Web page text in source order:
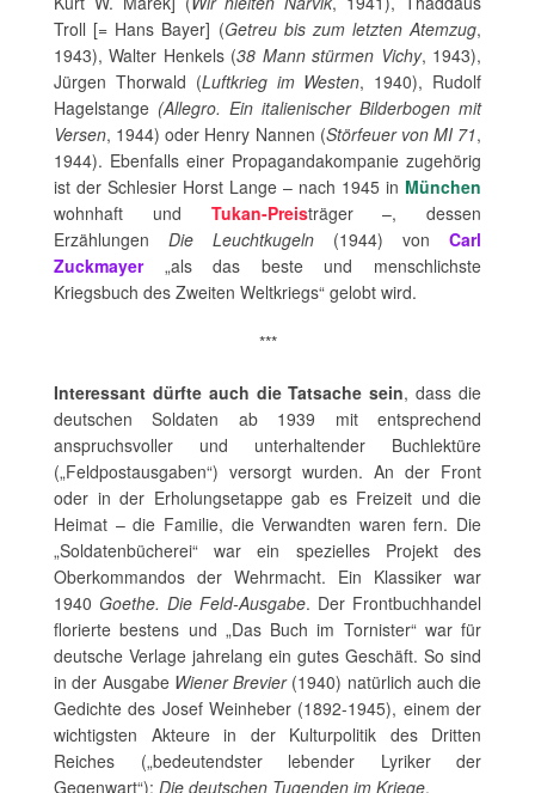
Troll [= Hans Bayer] (Getreu bis zum letzten Atemzug,
1943), Walter Henkels (38 Mann stürmen Vichy, 1943),
Jürgen Thorwald (Luftkrieg im Westen, 1940), Rudolf
Hagelstange (Allegro. Ein italienischer Bilderbogen mit
Versen, 1944) oder Henry Nannen (Störfeuer von MI 71,
1944). Ebenfalls einer Propagandakompanie zugehörig
ist der Schlesier Horst Lange – nach 1945 in München
wohnhaft und Tukan-Preisträger –, dessen
Erzählungen Die Leuchtkugeln (1944) von Carl
Zuckmayer„als das beste und menschlichste
Kriegsbuch des Zweiten Weltkriegs“ gelobt wird.
***
Interessant dürfte auch die Tatsache sein, dass die
deutschen Soldaten ab 1939 mit entsprechend
anspruchsvoller und unterhaltender Buchlektüre
(„Feldpostausgaben“) versorgt wurden. An der Front
oder in der Erholungsetappe gab es Freizeit und die
Heimat – die Familie, die Verwandten waren fern. Die
„Soldatenbücherei“ war ein spezielles Projekt des
Oberkommandos der Wehrmacht. Ein Klassiker war
1940 Goethe. Die Feld-Ausgabe. Der Frontbuchhandel
florierte bestens und „Das Buch im Tornister“ war für
deutsche Verlage jahrelang ein gutes Geschäft. So sind
in der Ausgabe Wiener Brevier(1940) natürlich auch die
Gedichte des Josef Weinheber (1892-1945), einem der
wichtigsten Akteure in der Kulturpolitik des Dritten
Reiches („bedeutendster lebender Lyriker der
Gegenwart“): Die deutschen Tugenden im Kriege.